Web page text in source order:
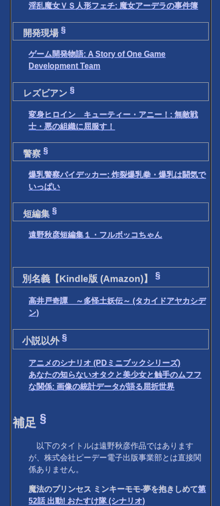
淫乱魔女ＶＳ人形フェチ: 魔女アーデラの事件簿
開発現場 §
ゲーム開発物語: A Story of One Game
Development Team
レズビアン §
変身ヒロイン キューティー・アニー！: 無敵戦
士・悪の組織に屈服す！
警察 §
爆乳警察パイデッカー: 炸裂爆乳拳・爆乳は闘気で
いっぱい
短編集 §
遠野秋彦短編集１・フルボッコちゃん
別名義【Kindle版 (Amazon)】 §
高井戸奇譚 ～多怪土妖伝～ (タカイドアヤカシデ
ン)
小説以外 §
アニメのシナリオ (PDミニブックシリーズ)
あなたの知らないオタクと美少女と触手のムフフ
な関係: 画像の統計データが語る屈折世界
補足§
以下のタイトルは遠野秋彦作品ではあります
が、株式会社ピーデー電子出版事業部とは直接関
係ありません。
魔法のプリンセス ミンキーモモ-夢を抱きしめて第
52話 出動! おたすけ隊 (シナリオ)